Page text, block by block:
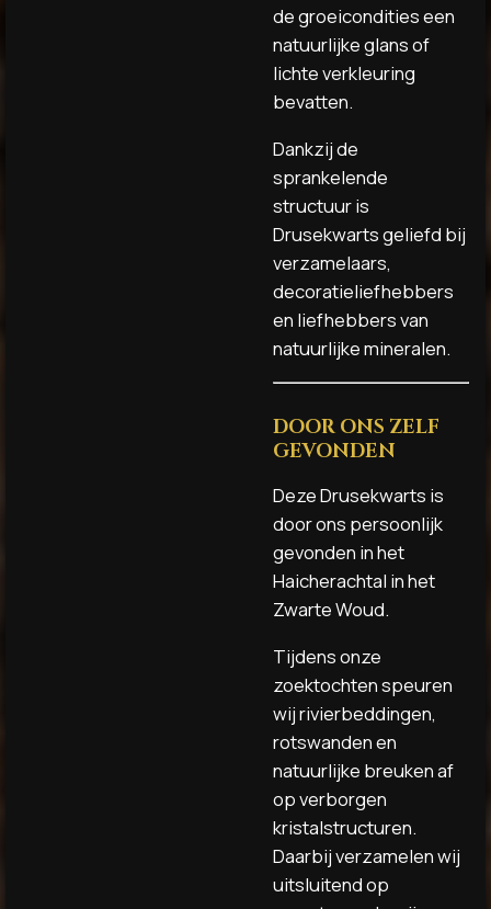
de groeicondities een
natuurlijke glans of
lichte verkleuring
bevatten.
Dankzij de
sprankelende
structuur is
Drusekwarts geliefd bij
verzamelaars,
decoratieliefhebbers
en liefhebbers van
natuurlijke mineralen.
DOOR ONS ZELF
GEVONDEN
Deze Drusekwarts is
door ons persoonlijk
gevonden in het
Haicherachtal in het
Zwarte Woud.
Tijdens onze
zoektochten speuren
wij rivierbeddingen,
rotswanden en
natuurlijke breuken af
op verborgen
kristalstructuren.
Daarbij verzamelen wij
uitsluitend op